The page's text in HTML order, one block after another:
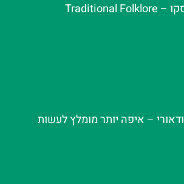
ערב פולקלור בנסקו – Traditional Folklore
– איפה יותר מומלץ לעשות